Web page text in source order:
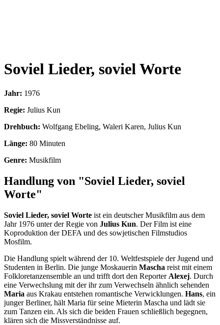
Soviel Lieder, soviel Worte
Jahr: 1976
Regie: Julius Kun
Drehbuch: Wolfgang Ebeling, Waleri Karen, Julius Kun
Länge: 80 Minuten
Genre: Musikfilm
Handlung von "Soviel Lieder, soviel
Worte"
Soviel Lieder, soviel Worte ist ein deutscher Musikfilm aus dem
Jahr 1976 unter der Regie von Julius Kun. Der Film ist eine
Koproduktion der DEFA und des sowjetischen Filmstudios
Mosfilm.
Die Handlung spielt während der 10. Weltfestspiele der Jugend und
Studenten in Berlin. Die junge Moskauerin Mascha reist mit einem
Folkloretanzensemble an und trifft dort den Reporter Alexej. Durch
eine Verwechslung mit der ihr zum Verwechseln ähnlich sehenden
Maria aus Krakau entstehen romantische Verwicklungen. Hans, ein
junger Berliner, hält Maria für seine Mieterin Mascha und lädt sie
zum Tanzen ein. Als sich die beiden Frauen schließlich begegnen,
klären sich die Missverständnisse auf.